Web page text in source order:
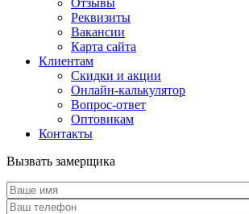
Отзывы
Реквизиты
Вакансии
Карта сайта
Клиентам
Скидки и акции
Онлайн-калькулятор
Вопрос-ответ
Оптовикам
Контакты
Вызвать замерщика